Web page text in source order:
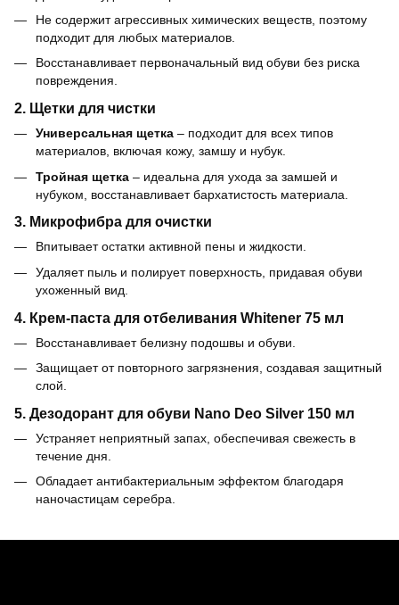
Не содержит агрессивных химических веществ, поэтому
подходит для любых материалов.
Восстанавливает первоначальный вид обуви без риска
повреждения.
2. Щетки для чистки
Универсальная щетка – подходит для всех типов
материалов, включая кожу, замшу и нубук.
Тройная щетка – идеальна для ухода за замшей и
нубуком, восстанавливает бархатистость материала.
3. Микрофибра для очистки
Впитывает остатки активной пены и жидкости.
Удаляет пыль и полирует поверхность, придавая обуви
ухоженный вид.
4. Крем-паста для отбеливания Whitener 75 мл
Восстанавливает белизну подошвы и обуви.
Защищает от повторного загрязнения, создавая защитный
слой.
5. Дезодорант для обуви Nano Deo Silver 150 мл
Устраняет неприятный запах, обеспечивая свежесть в
течение дня.
Обладает антибактериальным эффектом благодаря
наночастицам серебра.